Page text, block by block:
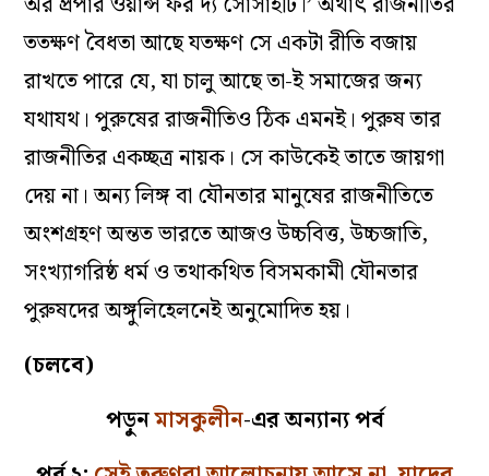
ততক্ষণ বৈধতা আছে যতক্ষণ সে একটা রীতি বজায়
রাখতে পারে যে, যা চালু আছে তা-ই সমাজের জন্য
যথাযথ। পুরুষের রাজনীতিও ঠিক এমনই। পুরুষ তার
রাজনীতির একচ্ছত্র নায়ক। সে কাউকেই তাতে জায়গা
দেয় না। অন্য লিঙ্গ বা যৌনতার মানুষের রাজনীতিতে
অংশগ্রহণ অন্তত ভারতে আজও উচ্চবিত্ত, উচ্চজাতি,
সংখ্যাগরিষ্ঠ ধর্ম ও তথাকথিত বিসমকামী যৌনতার
পুরুষদের অঙ্গুলিহেলনেই অনুমোদিত হয়।
(চলবে)
পড়ুনমাসকুলীন-এর অন্যান্য পর্ব